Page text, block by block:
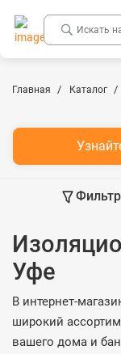
Главная Каталог
Фильтр
Уфе
В интернет-
широкий
вашего дома и